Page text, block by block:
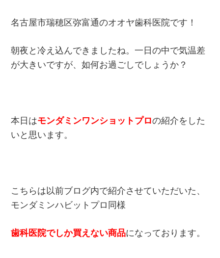
e
名古屋市瑞穂区弥富通のオオヤ歯科医院です！
朝夜と冷え込んできましたね。一日の中で気温差
が大きいですが、如何お過ごしでしょうか？
本日はモンダミンワンショットプロの紹介をした
いと思います。
こちらは以前ブログ内で紹介させていただいた、
モンダミンハビットプロ同様
歯科医院でしか買えない商品になっております。